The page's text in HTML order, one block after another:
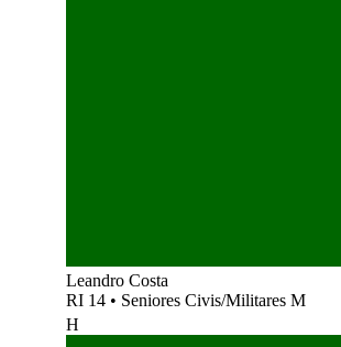
Leandro Costa
RI 14 • Seniores Civis/Militares M
H